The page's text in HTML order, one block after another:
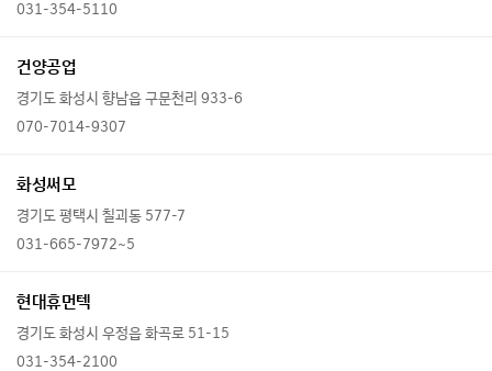
031-354-5110
건양공업
경기도 화성시 향남읍 구문천리 933-6
070-7014-9307
화성써모
경기도 평택시 칠괴동 577-7
031-665-7972~5
현대휴먼텍
경기도 화성시 우정읍 화곡로 51-15
031-354-2100